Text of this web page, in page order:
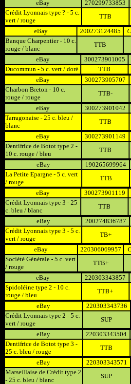
eBay 270299733853
Crédit Lyonnais type ? - 5 c.
vert / rouge
TTB
eBay
200273124485
Banque Charpentier - 10 c.
rouge / blanc
TTB
eBay
300273901005
Ducommun - 5 c. vert / doré
TTB
eBay
300273905707
Charbon Breton - 10 c.
rouge / rouge
TTB-
eBay
300273901042
Tarragonaise - 25 c. bleu /
blanc
TTB
eBay
300273901149
Dentifrice de Botot type 2 -
10 c. rouge / bleu
TTB
eBay
190265699964
La Petite Epargne - 5 c. vert
/ rouge
TTB
eBay
300273901119
Crédit Lyonnais type 3 - 25
c. bleu / blanc
TTB
eBay
200274836787
Crédit Lyonnais type 3 - 5 c.
vert / rouge
TB+
eBay
220306069957
Société Générale - 5 c. vert
/ rouge
TTB+
eBay
220303343857
Spidoléine type 2 - 10 c.
rouge / bleu
TTB+
eBay
220303343736
Crédit Lyonnais type 2 - 5 c.
vert / rouge
SUP
eBay
220303343504
Dentifrice de Botot type 3 -
25 c. bleu / rouge
TTB
eBay
220303343571
Marseillaise de Crédit type 2
- 25 c. bleu / blanc
SUP